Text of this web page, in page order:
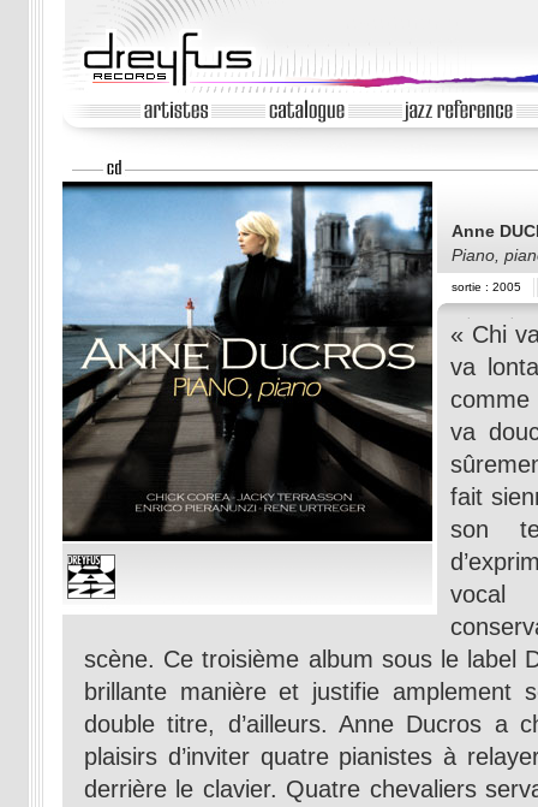
Anne
Piano,
sortie : 2005
« Chi
va
comme
va
fait
son
scène. Ce troisième album sous le label
brillante manière et justifie
double titre, d’ailleurs. Anne Ducros a
plaisirs d’inviter quatre pianistes à
derrière le clavier. Quatre chevaliers